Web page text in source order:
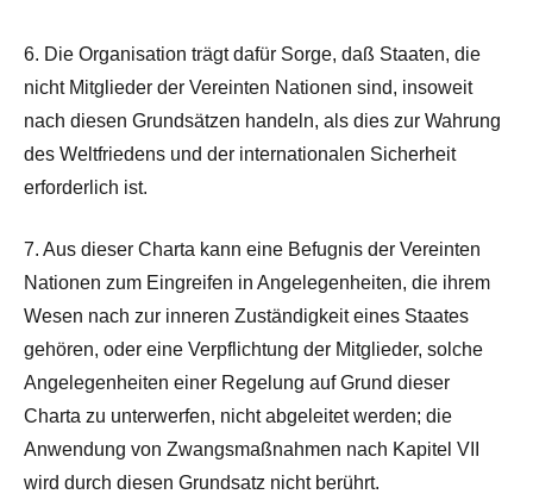
6. Die Organisation trägt dafür Sorge, daß Staaten, die
nicht Mitglieder der Vereinten Nationen sind, insoweit
nach diesen Grundsätzen handeln, als dies zur Wahrung
des Weltfriedens und der internationalen Sicherheit
erforderlich ist.
7. Aus dieser Charta kann eine Befugnis der Vereinten
Nationen zum Eingreifen in Angelegenheiten, die ihrem
Wesen nach zur inneren Zuständigkeit eines Staates
gehören, oder eine Verpflichtung der Mitglieder, solche
Angelegenheiten einer Regelung auf Grund dieser
Charta zu unterwerfen, nicht abgeleitet werden; die
Anwendung von Zwangsmaßnahmen nach Kapitel VII
wird durch diesen Grundsatz nicht berührt.